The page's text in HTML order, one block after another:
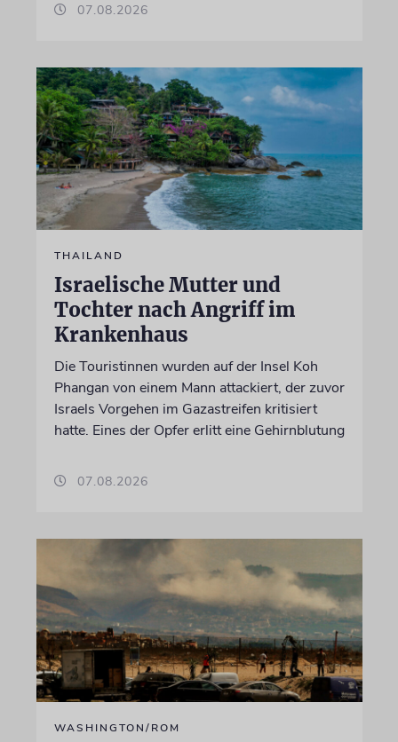
07.08.2026
THAILAND
Israelische Mutter und
Tochter nach Angriff im
Krankenhaus
Die Touristinnen wurden auf der Insel Koh
Phangan von einem Mann attackiert, der zuvor
Israels Vorgehen im Gazastreifen kritisiert
hatte. Eines der Opfer erlitt eine Gehirnblutung
07.08.2026
WASHINGTON/ROM